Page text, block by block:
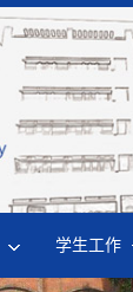
学生工作